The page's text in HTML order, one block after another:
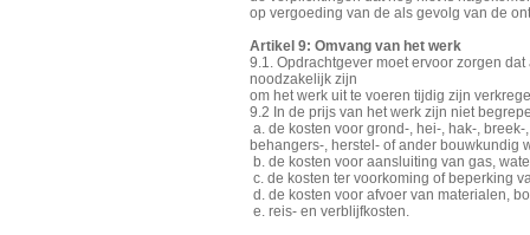
op vergoeding van de als gevolg van de
Artikel 9: Omvang van het werk
9.1. Opdrachtgever moet ervoor zorgen
noodzakelijk zijn
om het werk uit te voeren tijdig zijn
9.2 In de prijs van het werk zijn niet
a. de kosten voor grond-, hei-, hak-,
behangers-, herstel- of ander bouwkundig
b. de kosten voor aansluiting van gas,
c. de kosten ter voorkoming of beperking
d. de kosten voor afvoer van materialen,
e. reis- en verblijfkosten.